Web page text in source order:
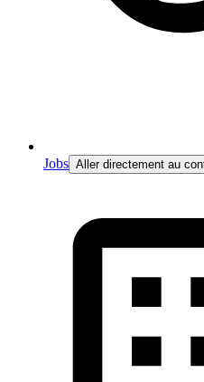
Jobs Aller directement au